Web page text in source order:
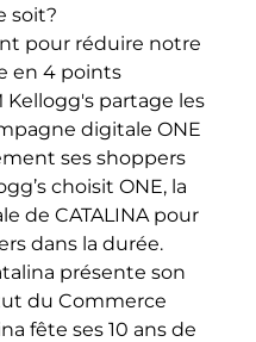
soit?
pour réduire notre
en 4 points
Kellogg's partage les
digitale ONE
ses shoppers
choisit ONE, la
de CATALINA pour
dans la durée.
présente son
du Commerce
fête ses 10 ans de